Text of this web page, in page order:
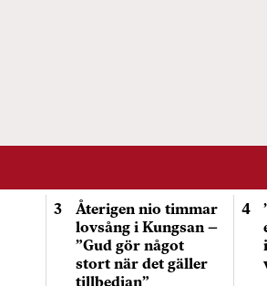
Återigen nio timmar
lovsång i Kungsan –
”Gud gör något
stort när det gäller